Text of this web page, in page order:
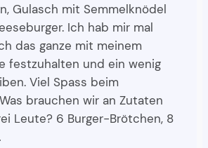
Gulasch mit Semmelknödel
Ich hab mir mal
das ganze mit meinem
festzuhalten und ein wenig
Viel Spass beim
brauchen wir an Zutaten
Leute? 6 Burger-Brötchen, 8